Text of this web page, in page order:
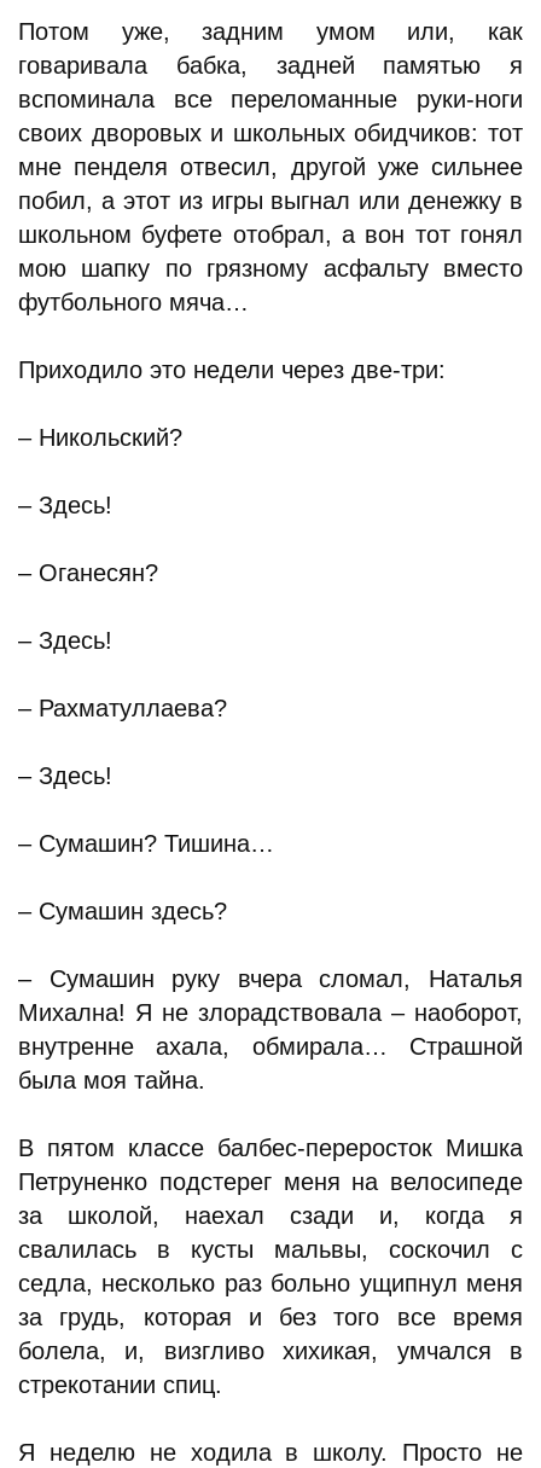
Потом уже, задним умом или, как
говаривала бабка, задней памятью я
вспоминала все переломанные руки-ноги
своих дворовых и школьных обидчиков: тот
мне пенделя отвесил, другой уже сильнее
побил, а этот из игры выгнал или денежку в
школьном буфете отобрал, а вон тот гонял
мою шапку по грязному асфальту вместо
футбольного мяча…
Приходило это недели через две-три:
– Никольский?
– Здесь!
– Оганесян?
– Здесь!
– Рахматуллаева?
– Здесь!
– Сумашин? Тишина…
– Сумашин здесь?
– Сумашин руку вчера сломал, Наталья
Михална! Я не злорадствовала – наоборот,
внутренне ахала, обмирала… Страшной
была моя тайна.
В пятом классе балбес-переросток Мишка
Петруненко подстерег меня на велосипеде
за школой, наехал сзади и, когда я
свалилась в кусты мальвы, соскочил с
седла, несколько раз больно ущипнул меня
за грудь, которая и без того все время
болела, и, визгливо хихикая, умчался в
стрекотании спиц.
Я неделю не ходила в школу. Просто не